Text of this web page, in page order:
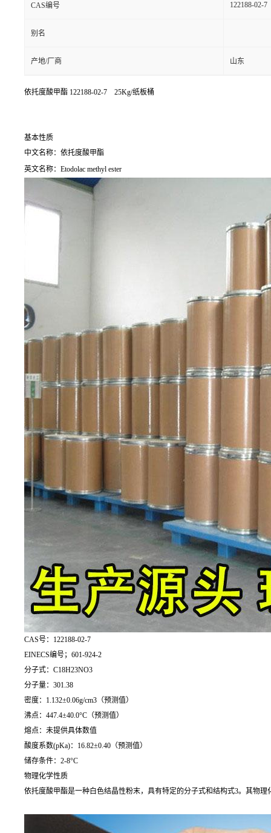
CAS编号 122188-02-7
别名
产地/厂商 山东
依托度酸甲酯 122188-02-7 25Kg/纸板桶
基本性质
中文名称：依托度酸甲酯
英文名称：Etodolac methyl ester
CAS号：122188-02-7
EINECS编号；601-924-2
分子式：C18H23NO3
分子量：301.38
密度：1.132±0.06g/cm3（预测值）
沸点：447.4±40.0°C（预测值）
熔点：未提供具体数值
酸度系数(pKa)：16.82±0.40（预测值）
储存条件：2-8°C
物理化学性质
依托度酸甲酯是一种白色结晶性粉末，具有特定的分子式和结构式3。其物